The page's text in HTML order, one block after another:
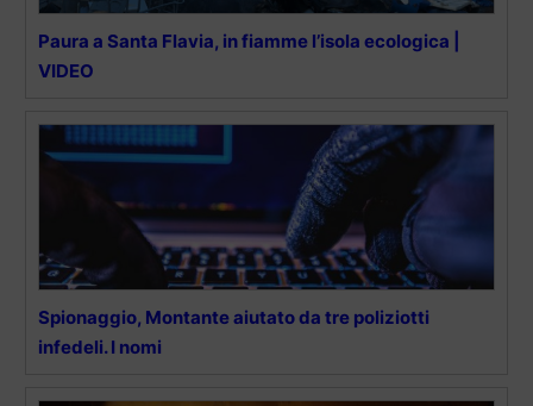
Paura a Santa Flavia, in fiamme l’isola ecologica |
VIDEO
Spionaggio, Montante aiutato da tre poliziotti
infedeli. I nomi